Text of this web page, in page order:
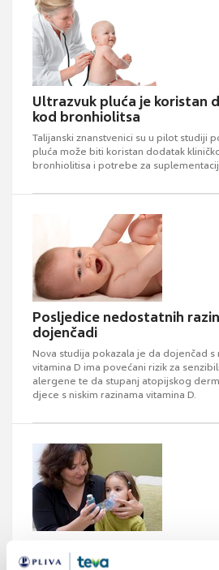
Ultrazvuk pluća je koristan
kod bronhiolitsa
Talijanski znanstvenici su u pilot studiji
pluća može biti koristan dodatak
bronhiolitisa i potrebe za
Posljedice nedostatnih
dojenčadi
Nova studija pokazala je da dojenčad s
vitamina D ima povećani rizik za
alergene te da stupanj atopijskog
djece s niskim razinama vitamina D.
života na razvoj astme i